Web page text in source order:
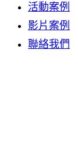
活動案例
影片案例
聯絡我們